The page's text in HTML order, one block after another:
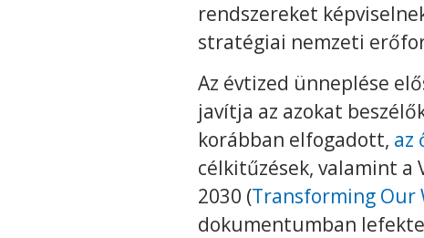
rendszereket
stratégiai nemzeti
Az évtized ünneplése
javítja az azokat
korábban elfogadott, az
célkitűzések, valamint
2030 (Transforming Our
dokumentumban